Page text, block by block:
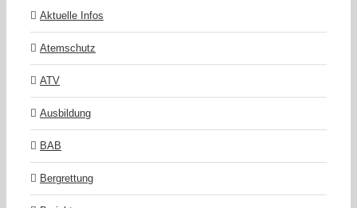
Aktuelle Infos
Atemschutz
ATV
Ausbildung
BAB
Bergrettung